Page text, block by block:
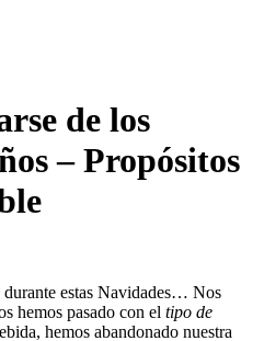
de los
– Propósitos
durante estas Navidades… Nos
hemos pasado con el tipo de
hemos abandonado nuestra